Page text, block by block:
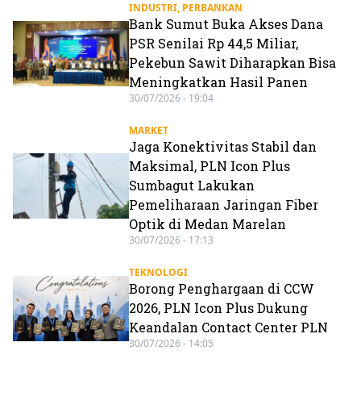
INDUSTRI, PERBANKAN
Bank Sumut Buka Akses Dana
PSR Senilai Rp 44,5 Miliar,
Pekebun Sawit Diharapkan Bisa
Meningkatkan Hasil Panen
30/07/2026 - 19:04
MARKET
Jaga Konektivitas Stabil dan
Maksimal, PLN Icon Plus
Sumbagut Lakukan
Pemeliharaan Jaringan Fiber
Optik di Medan Marelan
30/07/2026 - 17:13
TEKNOLOGI
Borong Penghargaan di CCW
2026, PLN Icon Plus Dukung
Keandalan Contact Center PLN
30/07/2026 - 14:05